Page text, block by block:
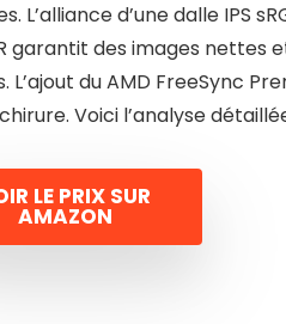
L’alliance d’une dalle IPS
garantit des images nettes
L’ajout du AMD FreeSync
Voici l’analyse
LE PRIX SUR
AMAZON